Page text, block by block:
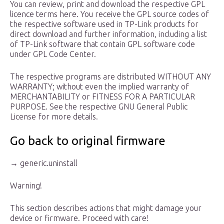
You can review, print and download the respective GPL
licence terms here. You receive the GPL source codes of
the respective software used in TP-Link products for
direct download and further information, including a list
of TP-Link software that contain GPL software code
under GPL Code Center.
The respective programs are distributed WITHOUT ANY
WARRANTY; without even the implied warranty of
MERCHANTABILITY or FITNESS FOR A PARTICULAR
PURPOSE. See the respective GNU General Public
License for more details.
Go back to original firmware
→ generic.uninstall
Warning!
This section describes actions that might damage your
device or firmware. Proceed with care!